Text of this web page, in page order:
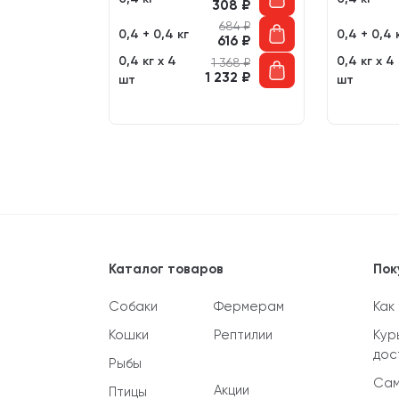
308 ₽
0,4 + 0,4 кг
684₽
616 ₽
0,4 кг х 4
шт
1 368₽
1 232 ₽
0,4 + 0,4
0,4 кг х 4
шт
Каталог товаров
Собаки
Кошки
Рыбы
Птицы
Фермерам
Рептилии
Акции
Как